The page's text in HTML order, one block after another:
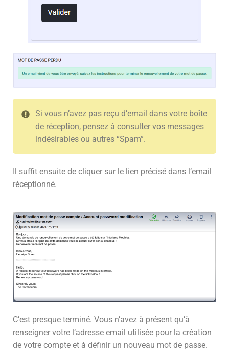
Si vous n’avez pas reçu d’email dans votre boîte
de réception, pensez à consulter vos messages
indésirables ou autres “Spam”.
Il suffit ensuite de cliquer sur le lien précisé dans l’email
réceptionné.
C’est presque terminé. Vous n’avez à présent qu’à
renseigner votre l’adresse email utilisée pour la création
de votre compte et à définir un nouveau mot de passe.